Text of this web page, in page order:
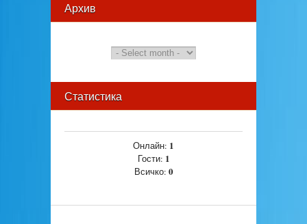
Архив
Статистика
Онлайн: 1
Гости: 1
Всичко: 0